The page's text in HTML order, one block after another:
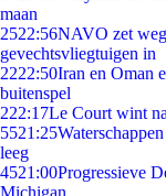
maan
2522:56NAVO zet
gevechtsvliegtuigen in
2222:50Iran en Oman
buitenspel
222:17Le Court wint
5521:25
leeg
4521:00Progressieve
Michigan